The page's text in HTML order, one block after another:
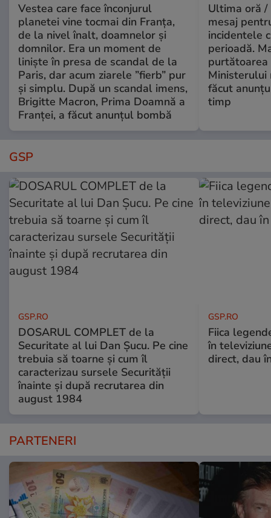
Vestea care face înconjurul
planetei vine tocmai din Franța,
de la nivel înalt, doamnelor și
domnilor. Era un moment de
liniște în presa de scandal de la
Paris, dar acum ziarele ”fierb” pur
și simplu. După un scandal imens,
Brigitte Macron, Prima Doamnă a
Franței, a făcut anunțul bombă
Ultima oră /
mesaj
incidentele
perioadă.
purtătoarea
Ministerului
făcut
timp
GSP
GSP.RO
DOSARUL COMPLET de la
Securitate al lui Dan Șucu. Pe cine
trebuia să toarne și cum îl
caracterizau sursele Securității
înainte și după recrutarea din
august 1984
GSP.RO
Fiica
în
direct, dau
PARTENERI